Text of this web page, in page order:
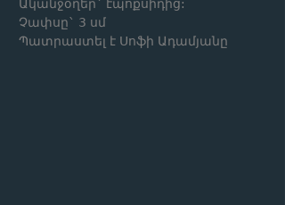
Ականջօղեր` էպոքսիդից:
Չափսը` 3 սմ
Պատրաստել է Սոֆի Ադամյանը